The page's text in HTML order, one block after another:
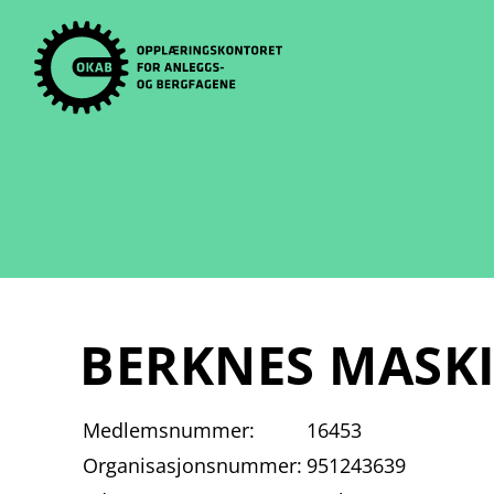
content
BERKNES
Medlemsnummer:
16453
Organisasjonsnummer: 951243639